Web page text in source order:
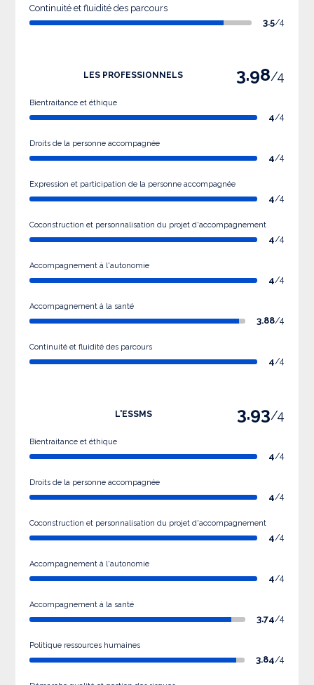
Continuité et fluidité des parcours
3.5/4
LES PROFESSIONNELS 3.98/4
Bientraitance et éthique
4/4
Droits de la personne accompagnée
4/4
Expression et participation de la personne accompagnée
4/4
Coconstruction et personnalisation du projet d'accompagnement
4/4
Accompagnement à l'autonomie
4/4
Accompagnement à la santé
3.88/4
Continuité et fluidité des parcours
4/4
L'ESSMS 3.93/4
Bientraitance et éthique
4/4
Droits de la personne accompagnée
4/4
Coconstruction et personnalisation du projet d'accompagnement
4/4
Accompagnement à l'autonomie
4/4
Accompagnement à la santé
3.74/4
Politique ressources humaines
3.84/4